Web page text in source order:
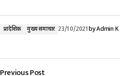
प्रादेशिक मुख्य समाचार 23/10/2021byAdmin K
Previous Post